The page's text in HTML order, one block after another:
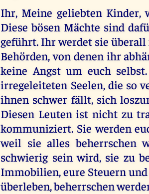
Ihr, Meine geliebten Kinder,
Diese bösen Mächte sind
geführt. Ihr werdet sie
Behörden, von denen ihr
keine Angst um euch
irregeleiteten Seelen, die so
ihnen schwer fällt, sich
Diesen Leuten ist nicht zu
kommuniziert. Sie werden
weil sie alles beherrschen
schwierig sein wird, sie zu
Immobilien, eure Steuern
überleben, beherrschen